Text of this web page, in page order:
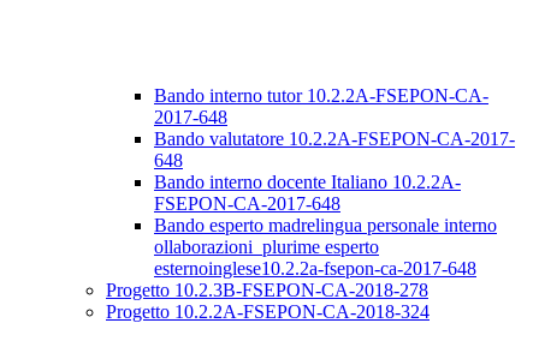
Bando interno tutor 10.2.2A-FSEPON-CA-
2017-648
Bando valutatore 10.2.2A-FSEPON-CA-2017-
648
Bando interno docente Italiano 10.2.2A-
FSEPON-CA-2017-648
Bando esperto madrelingua personale interno
ollaborazioni_plurime esperto
esternoinglese10.2.2a-fsepon-ca-2017-648
Progetto 10.2.3B-FSEPON-CA-2018-278
Progetto 10.2.2A-FSEPON-CA-2018-324